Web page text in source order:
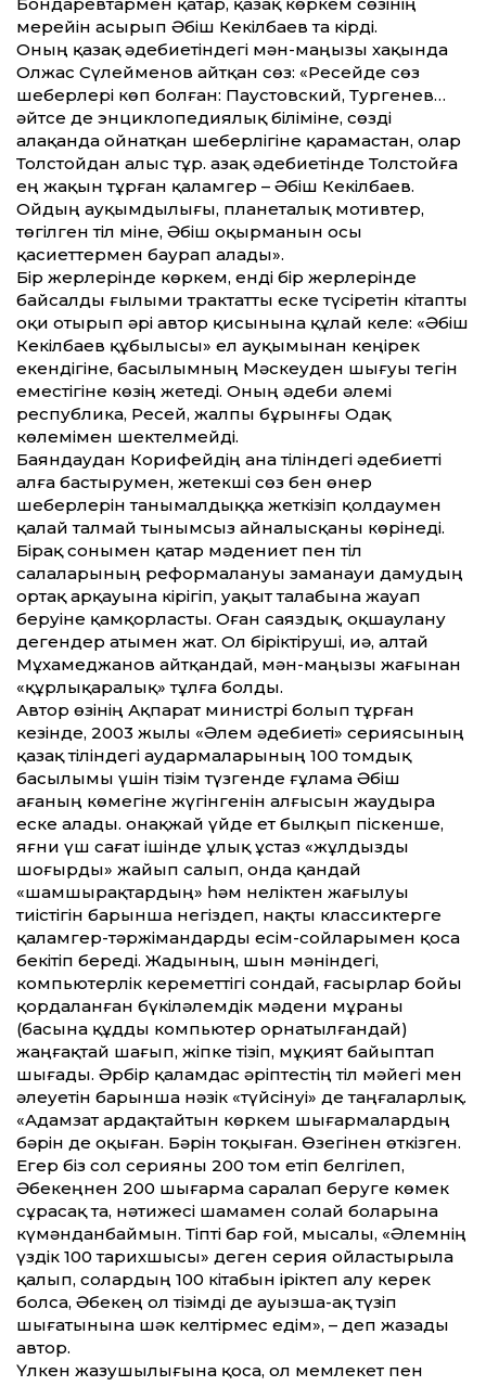
мерейін асырып Әбіш Кекілбаев та кірді.
Оның қазақ әдебиетіндегі мән-маңызы хақында
Олжас Сүлейменов айтқан сөз: «Ресейде сөз
шеберлері көп болған: Паустовский, Тургенев…
әйтсе де энциклопедиялық біліміне, сөзді
алақанда ойнатқан шеберлігіне қарамастан, олар
Толстойдан алыс тұр. Қазақ әдебиетінде Толстойға
ең жақын тұрған қаламгер – Әбіш Кекілбаев.
Ойдың ауқымдылығы, планеталық мотивтер,
төгілген тіл міне, Әбіш оқырманын осы
қасиеттермен баурап алады».
Бір жерлерінде көркем, енді бір жерлерінде
байсалды ғылыми трактатты еске түсіретін кітапты
оқи отырып әрі автор қисынына құлай келе: «Әбіш
Кекілбаев құбылысы» ел ауқымынан кеңірек
екендігіне, басылымның Мәскеуден шығуы тегін
еместігіне көзің жетеді. Оның әдеби әлемі
республика, Ресей, жалпы бұрынғы Одақ
көлемімен шектелмейді.
Баяндаудан Корифейдің ана тіліндегі әдебиетті
алға бастырумен, жетекші сөз бен өнер
шеберлерін танымалдыққа жеткізіп қолдаумен
қалай талмай тынымсыз айналысқаны көрінеді.
Бірақ сонымен қатар мәдениет пен тіл
салаларының реформалануы заманауи дамудың
ортақ арқауына кірігіп, уақыт талабына жауап
беруіне қамқорласты. Оған саяздық, оқшаулану
дегендер атымен жат. Ол біріктіруші, иә, Қалтай
Мұхамед­жанов айтқандай, мән-маңызы жағынан
«құрлықаралық» тұлға болды.
Автор өзінің Ақпарат министрі болып тұрған
кезінде, 2003 жылы «Әлем әдебиеті» сериясының
қазақ тіліндегі аудармаларының 100 томдық
басылымы үшін тізім түзгенде ғұлама Әбіш
ағаның көмегіне жүгінгенін алғысын жаудыра
еске алады. Қонақжай үйде ет былқып піскенше,
яғни үш сағат ішінде ұлық ұстаз «жұлдызды
шоғырды» жайып салып, онда қандай
«шамшырақтардың» һәм неліктен жағылуы
тиістігін барынша негіздеп, нақты классиктерге
қаламгер-тәржімандарды есім-сойларымен қоса
бекітіп береді. Жадының, шын мәніндегі,
компьютерлік кереметтігі сондай, ғасырлар бойы
қордаланған бүкіләлемдік мәдени мұраны
(басына құдды компьютер орнатылғандай)
жаңғақтай шағып, жіпке тізіп, мұқият байыптап
шығады. Әрбір қаламдас әріптестің тіл мәйегі мен
әлеуетін барынша нәзік «түйсінуі» де таңғаларлық.
«Адамзат ардақтайтын көркем шығармалардың
бәрін де оқыған. Бәрін тоқыған. Өзегінен өткізген.
Егер біз сол серияны 200 том етіп белгілеп,
Әбекеңнен 200 шығарма саралап беруге көмек
сұрасақ та, нәтижесі шамамен солай боларына
күмәнданбаймын. Тіпті бар ғой, мысалы, «Әлемнің
үздік 100 тарихшысы» деген серия ойластырыла
қалып, солардың 100 кітабын іріктеп алу керек
болса, Әбекең ол тізімді де ауызша-ақ түзіп
шығатынына шәк келтірмес едім», – деп жазады
автор.
Үлкен жазушылығына қоса, ол мемлекет пен